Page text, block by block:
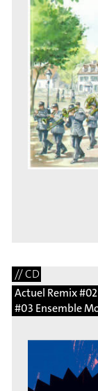
// CD
Actuel Remix
#03 Ensemble